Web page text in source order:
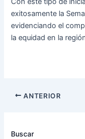
exitosamente la
evidenciando el
la equidad en la
ANTERIOR
Buscar